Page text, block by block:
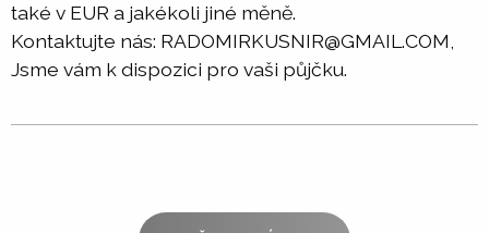
také v EUR a jakékoli jiné měně.
Kontaktujte nás: RADOMIRKUSNIR@GMAIL.COM,
Jsme vám k dispozici pro vaši půjčku.